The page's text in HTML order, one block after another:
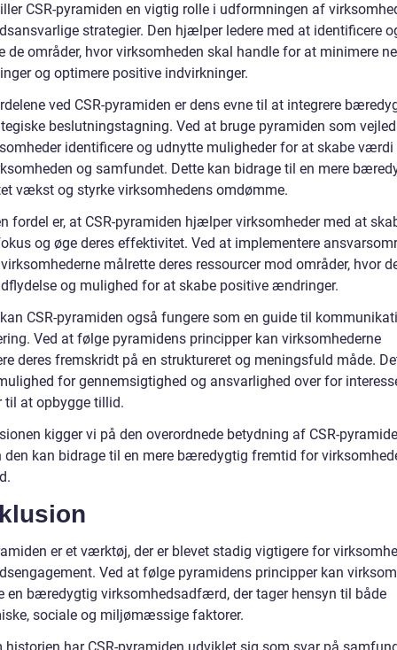
CSR-pyramiden en vigtig rolle i udformningen af
strategier. Den hjælper ledere med at identificere
de områder, hvor virksomheden skal handle for at minimere
og optimere positive indvirkninger.
ved CSR-pyramiden er dens evne til at integrere
beslutningstagning. Ved at bruge pyramiden som
identificere og udnytte muligheder for at skabe
og samfundet. Dette kan bidrage til en mere
vækst og styrke virksomhedens omdømme.
fordel er, at CSR-pyramiden hjælper virksomheder med at
og øge deres effektivitet. Ved at implementere
målrette deres ressourcer mod områder, hvor
og mulighed for at skabe positive ændringer.
CSR-pyramiden også fungere som en guide til
Ved at følge pyramidens principper kan virksomhederne
deres fremskridt på en struktureret og meningsfuld måde.
for gennemsigtighed og ansvarlighed over for
til at opbygge tillid.
kigger vi på den overordnede betydning af CSR-
den kan bidrage til en mere bæredygtig fremtid for
er et værktøj, der er blevet stadig vigtigere for
Ved at følge pyramidens principper kan
en bæredygtig virksomhedsadfærd, der tager hensyn til både
sociale og miljømæssige faktorer.